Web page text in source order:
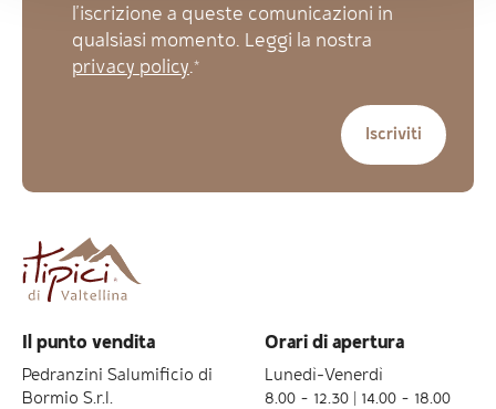
l'iscrizione a queste comunicazioni in
qualsiasi momento. Leggi la nostra
privacy policy.*
Il punto vendita
Pedranzini Salumificio di
Bormio S.r.l.
Orari di apertura
Lunedì-Venerdì
8.00 – 12.30 | 14.00 – 18.00